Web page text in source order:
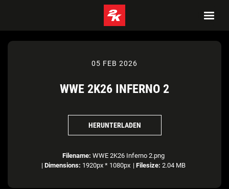
05 FEB 2026
WWE 2K26 INFERNO 2
HERUNTERLADEN
Filename: WWE 2K26 Inferno 2.png
| Dimensions: 1920px * 1080px | Filesize: 2.04 MB